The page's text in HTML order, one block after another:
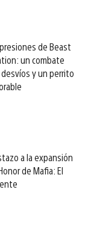
de Beast
un combate
y un perrito
a la expansión
de Mafia: El